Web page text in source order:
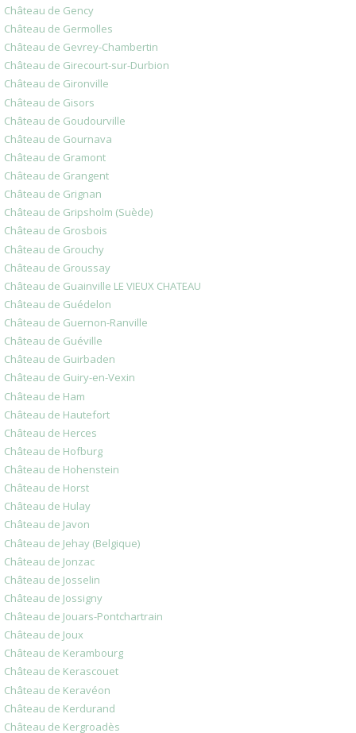
Château de Gency
Château de Germolles
Château de Gevrey-Chambertin
Château de Girecourt-sur-Durbion
Château de Gironville
Château de Gisors
Château de Goudourville
Château de Gournava
Château de Gramont
Château de Grangent
Château de Grignan
Château de Gripsholm (Suède)
Château de Grosbois
Château de Grouchy
Château de Groussay
Château de Guainville LE VIEUX CHATEAU
Château de Guédelon
Château de Guernon-Ranville
Château de Guéville
Château de Guirbaden
Château de Guiry-en-Vexin
Château de Ham
Château de Hautefort
Château de Herces
Château de Hofburg
Château de Hohenstein
Château de Horst
Château de Hulay
Château de Javon
Château de Jehay (Belgique)
Château de Jonzac
Château de Josselin
Château de Jossigny
Château de Jouars-Pontchartrain
Château de Joux
Château de Kerambourg
Château de Kerascouet
Château de Keravéon
Château de Kerdurand
Château de Kergroadès